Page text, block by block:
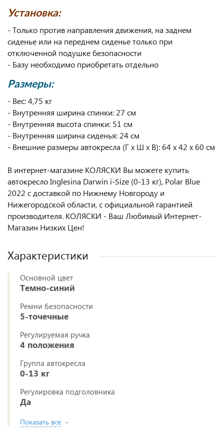
Установка:
- Только против направления движения, на заднем
сиденье или на переднем сиденье только при
отключенной подушке безопасности
- Базу необходимо приобретать отдельно
Размеры:
- Вес: 4,75 кг
- Внутренняя ширина спинки: 27 см
- Внутренняя высота спинки: 51 см
- Внутренняя ширина сиденья: 24 см
- Внешние размеры автокресла (Г х Ш х В): 64 х 42 x 60 см
В интернет-магазине КОЛЯСКИ Вы можете купить
автокресло Inglesina Darwin i-Size (0-13 кг), Polar Blue
2022 с доставкой по Нижнему Новгороду и
Нижегородской области, с официальной гарантией
производителя. КОЛЯСКИ - Ваш Любимый Интернет-
Магазин Низких Цен!
Характеристики
Основной цвет
Темно-синий
Ремни безопасности
5-точечные
Регулируемая ручка
4 положения
Группа автокресла
0-13 кг
Регулировка подголовника
Да
Показать все